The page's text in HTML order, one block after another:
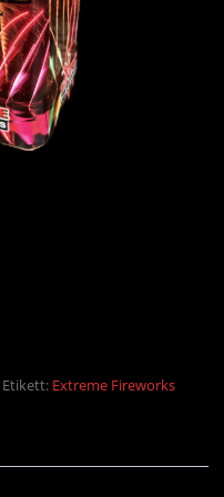
Etikett: Extreme Fireworks